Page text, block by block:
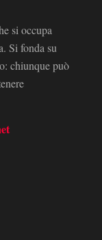
si occupa
Si fonda su
chiunque può